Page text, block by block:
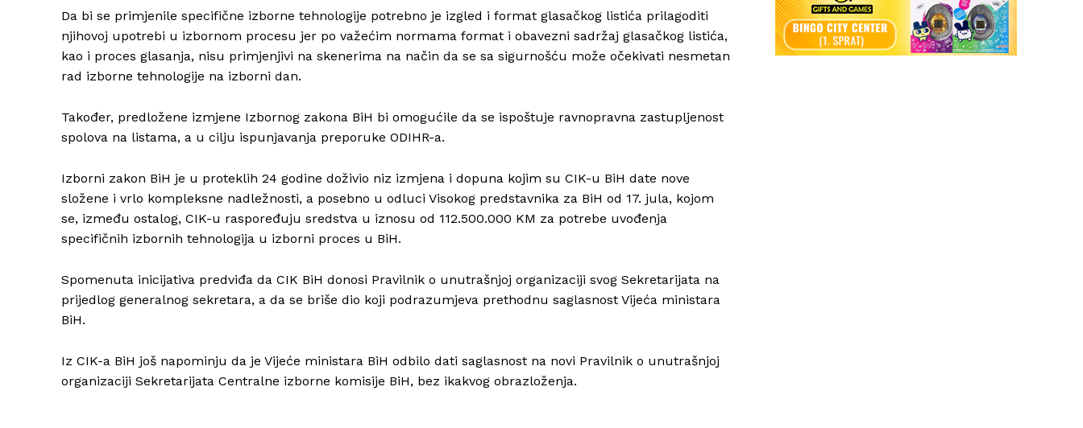
Info
Impressum
Da bi se primjenile specifične izborne tehnologije potrebno je izgled i format glasačkog listića prilagoditi
njihovoj upotrebi u izbornom procesu jer po važećim normama format i obavezni sadržaj glasačkog listića,
kao i proces glasanja, nisu primjenjivi na skenerima na način da se sa sigurnošću može očekivati nesmetan
rad izborne tehnologije na izborni dan.
Također, predložene izmjene Izbornog zakona BiH bi omogućile da se ispoštuje ravnopravna zastupljenost
spolova na listama, a u cilju ispunjavanja preporuke ODIHR-a.
Izborni zakon BiH je u proteklih 24 godine doživio niz izmjena i dopuna kojim su CIK-u BiH date nove
složene i vrlo kompleksne nadležnosti, a posebno u odluci Visokog predstavnika za BiH od 17. jula, kojom
se, između ostalog, CIK-u raspoređuju sredstva u iznosu od 112.500.000 KM za potrebe uvođenja
specifičnih izbornih tehnologija u izborni proces u BiH.
Spomenuta inicijativa predviđa da CIK BiH donosi Pravilnik o unutrašnjoj organizaciji svog Sekretarijata na
prijedlog generalnog sekretara, a da se briše dio koji podrazumjeva prethodnu saglasnost Vijeća ministara
BiH.
Iz CIK-a BiH još napominju da je Vijeće ministara BiH odbilo dati saglasnost na novi Pravilnik o unutrašnjoj
organizaciji Sekretarijata Centralne izborne komisije BiH, bez ikakvog obrazloženja.